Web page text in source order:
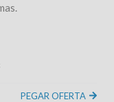
PEGAR OFERTA